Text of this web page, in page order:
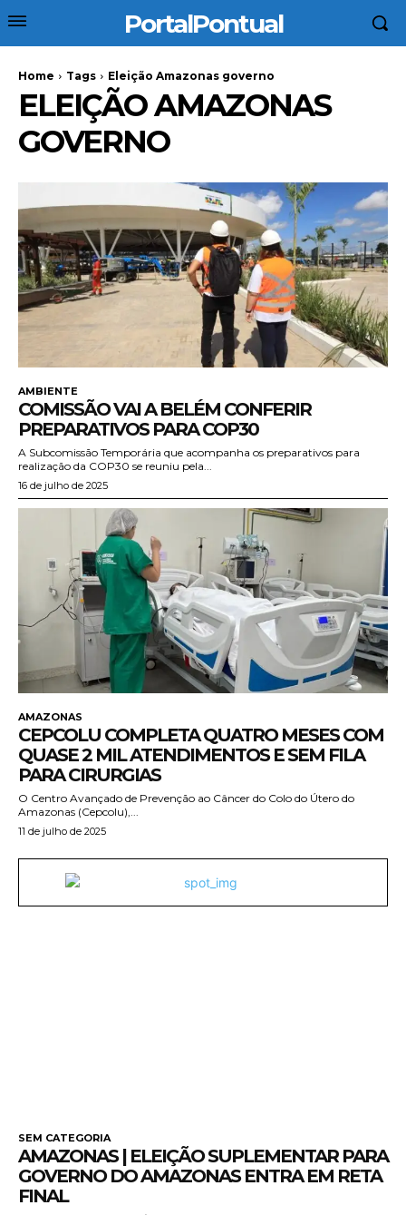
PortalPontual
Home Tags Eleição Amazonas governo
ELEIÇÃO AMAZONAS
GOVERNO
AMBIENTE
COMISSÃO VAI A BELÉM CONFERIR
PREPARATIVOS PARA COP30
A Subcomissão Temporária que acompanha os preparativos para
realização da COP30 se reuniu pela...
16 de julho de 2025
AMAZONAS
CEPCOLU COMPLETA QUATRO MESES COM
QUASE 2 MIL ATENDIMENTOS E SEM FILA
PARA CIRURGIAS
O Centro Avançado de Prevenção ao Câncer do Colo do Útero do
Amazonas (Cepcolu),...
11 de julho de 2025
SEM CATEGORIA
AMAZONAS | ELEIÇÃO SUPLEMENTAR PARA
GOVERNO DO AMAZONAS ENTRA EM RETA
FINAL